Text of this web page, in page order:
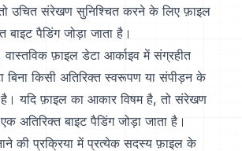
उचित संरेखण सुनिश्चित करने के लिए फ़ाइल
बाइट पैडिंग जोड़ा जाता है।
फ़ाइल डेटा आर्काइव में संग्रहीत
बिना किसी अतिरिक्त स्वरूपण या संपीड़न के
है। यदि फ़ाइल का आकार विषम है, तो संरेखण
अतिरिक्त बाइट पैडिंग जोड़ा जाता है।
की प्रक्रिया में प्रत्येक सदस्य फ़ाइल के